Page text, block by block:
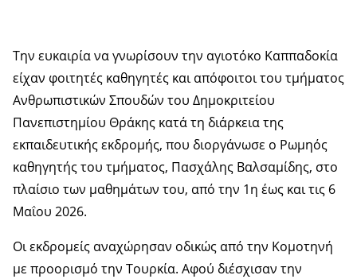
Tην ευκαιρία να γνωρίσουν την αγιοτόκο Καππαδοκία
είχαν φοιτητές καθηγητές και απόφοιτοι του τμήματος
Ανθρωπιστικών Σπουδών του Δημοκριτείου
Πανεπιστημίου Θράκης κατά τη διάρκεια της
εκπαιδευτικής εκδρομής, που διοργάνωσε ο Ρωμηός
καθηγητής του τμήματος, Πασχάλης Βαλσαμίδης, στο
πλαίσιο των μαθημάτων του, από την 1η έως και τις 6
Μαΐου 2026.
Οι εκδρομείς αναχώρησαν οδικώς από την Κομοτηνή
με προορισμό την Τουρκία. Αφού διέσχισαν την